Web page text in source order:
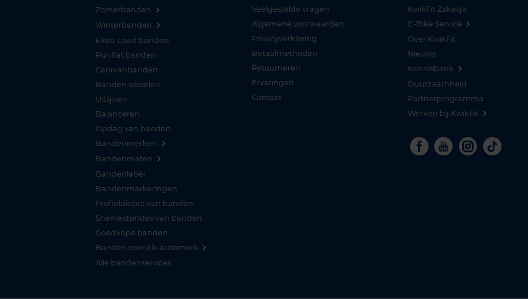
Zomerbanden
Winterbanden
Extra Load banden
Runflat banden
Caravanbanden
Banden wisselen
Uitlijnen
Balanceren
Opslag van banden
Bandenmerken
Bandenmaten
Bandenlabel
Bandenmarkeringen
Profieldiepte van banden
Snelheidsindex van banden
Goedkope banden
Banden voor elk automerk
Alle bandenservices
Veelgestelde vragen
Algemene voorwaarden
Privacyverklaring
Betaalmethoden
Retourneren
Ervaringen
Contact
KwikFit Zakelijk
E-Bike Service
Over KwikFit
Nieuws
Kennisbank
Duurzaamheid
Partnerprogramma
Werken bij KwikFit
Facebook
Youtube